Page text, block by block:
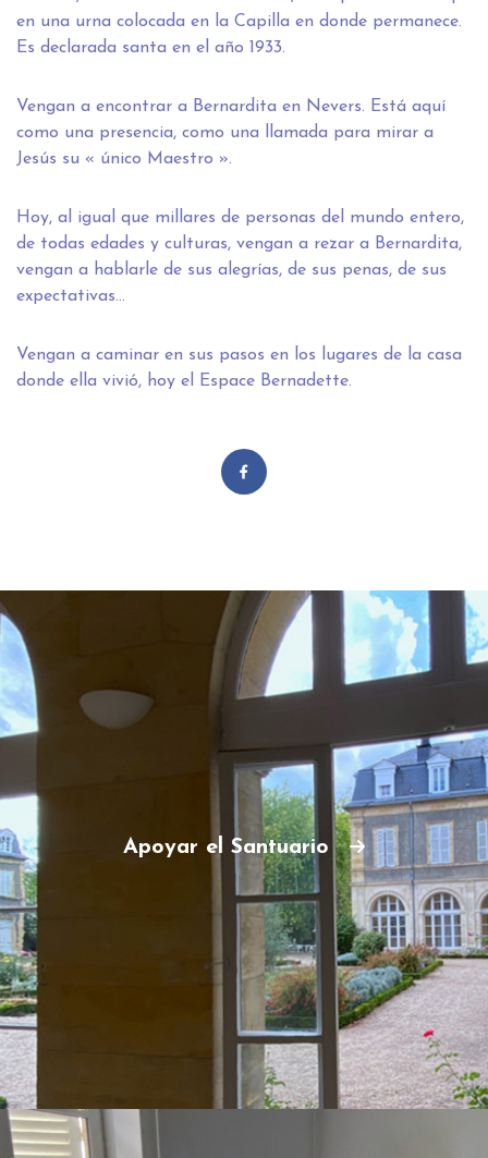
en una urna colocada en la Capilla en donde permanece.
Es declarada santa en el año 1933.
Vengan a encontrar a Bernardita en Nevers. Está aquí
como una presencia, como una llamada para mirar a
Jesús su « único Maestro ».
Hoy, al igual que millares de personas del mundo entero,
de todas edades y culturas, vengan a rezar a Bernardita,
vengan a hablarle de sus alegrías, de sus penas, de sus
expectativas…
Vengan a caminar en sus pasos en los lugares de la casa
donde ella vivió, hoy el Espace Bernadette.
Apoyar el Santuario